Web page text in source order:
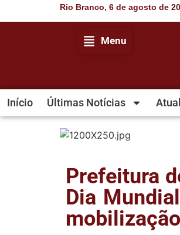
Rio Branco, 6 de agosto de
Menu
Início Últimas Notícias
Prefeitura
Dia